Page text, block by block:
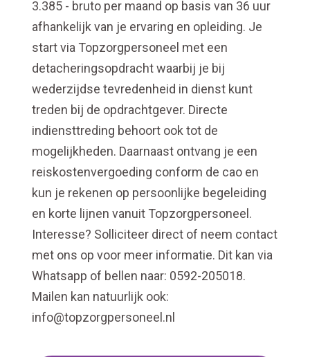
3.385 - bruto per maand op basis van 36 uur
afhankelijk van je ervaring en opleiding. Je
start via Topzorgpersoneel met een
detacheringsopdracht waarbij je bij
wederzijdse tevredenheid in dienst kunt
treden bij de opdrachtgever. Directe
indiensttreding behoort ook tot de
mogelijkheden. Daarnaast ontvang je een
reiskostenvergoeding conform de cao en
kun je rekenen op persoonlijke begeleiding
en korte lijnen vanuit Topzorgpersoneel.
Interesse? Solliciteer direct of neem contact
met ons op voor meer informatie. Dit kan via
Whatsapp of bellen naar: 0592-205018.
Mailen kan natuurlijk ook:
info@topzorgpersoneel.nl